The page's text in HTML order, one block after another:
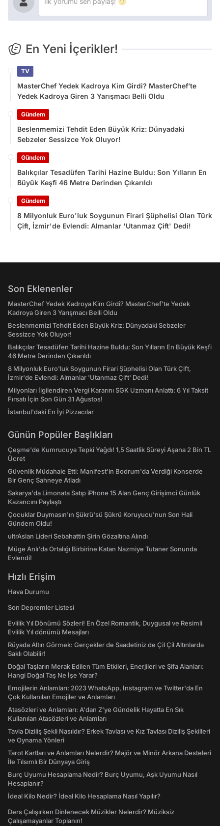
En Yeni İçerikler!
TV
MasterChef Yedek Kadroya Kim Girdi? MasterChef’te
Yedek Kadroya Giren 3 Yarışmacı Belli Oldu
Gündem
Beslenmemizi Tehdit Eden Büyük Kriz: Dünyadaki
Sebzeler Sessizce Yok Oluyor!
Gündem
Balıkçılar Tesadüfen Tarihi Hazine Buldu: Son Yılların En
Büyük Keşfi 46 Metre Derinden Çıkarıldı
Gündem
8 Milyonluk Euro'luk Soygunun Firari Şüphelisi Olan Türk
Çift, İzmir'de Evlendi: Almanlar 'Utanmaz Çift' Dedi!
Son Eklenenler
MasterChef Yedek Kadroya Kim Girdi? MasterChef’te Yedek
Kadroya Giren 3 Yarışmacı Belli Oldu
Beslenmemizi Tehdit Eden Büyük Kriz: Dünyadaki Sebzeler
Sessizce Yok Oluyor!
Balıkçılar Tesadüfen Tarihi Hazine Buldu: Son Yılların En Büyük Keşfi
46 Metre Derinden Çıkarıldı
8 Milyonluk Euro'luk Soygunun Firari Şüphelisi Olan Türk Çift,
İzmir'de Evlendi: Almanlar 'Utanmaz Çift' Dedi!
Milyonları İlgilendiren Vergi Kararını SGK Uzmanı Anlattı: 6 Yıl Taksit
Fırsatı İçin Son Gün 31 Ağustos!
İstanbul'daki En İyi Pizzacılar
Günün Popüler Başlıkları
Çeşme'de Kumrucuya Tepki Yağdı! 1,5 Saatlik Süreyi Aşana 2 Bin TL
Ücret
Güvenlik Müdahale Etti: Manifest'in Bodrum'da Verdiği Konserde
Bir Genç Sahneye Atladı
Sakarya'da Limonata Satıp iPhone 15 Alan Genç Girişimci Günlük
Kazancını Paylaştı
Çocuklar Duymasın'ın Şükrü'sü Şükrü Koruyucu'nun Son Hali
Gündem Oldu!
ultrAslan Lideri Sebahattin Şirin Gözaltına Alındı
Müge Anlı'da Ortalığı Birbirine Katan Nazmiye Tutaner Sonunda
Evlendi!
Hızlı Erişim
Hava Durumu
Son Depremler Listesi
Evlilik Yıl Dönümü Sözleri! En Özel Romantik, Duygusal ve Resimli
Evlilik Yıl dönümü Mesajları
Rüyada Altın Görmek: Gerçekler de Saadetiniz de Çil Çil Altınlarda
Saklı Olabilir!
Doğal Taşların Merak Edilen Tüm Etkileri, Enerjileri ve Şifa Alanları:
Hangi Doğal Taş Ne İşe Yarar?
Emojilerin Anlamları: 2023 WhatsApp, Instagram ve Twitter'da En
Çok Kullanılan Emojiler ve Anlamları
Atasözleri ve Anlamları: A'dan Z'ye Gündelik Hayatta En Sık
Kullanılan Atasözleri ve Anlamları
Tavla Diziliş Şekli Nasıldır? Erkek Tavlası ve Kız Tavlası Diziliş Şekilleri
ve Oynama Yönleri
Tarot Kartları ve Anlamları Nelerdir? Majör ve Minör Arkana Desteleri
İle Tılsımlı Bir Dünyaya Giriş
Burç Uyumu Hesaplama Nedir? Burç Uyumu, Aşk Uyumu Nasıl
Hesaplanır?
İdeal Kilo Nedir? İdeal Kilo Hesaplama Nasıl Yapılır?
Ders Çalışırken Dinlenecek Müzikler Nelerdir? Müziksiz
Çalışamayanlar Toplanın!